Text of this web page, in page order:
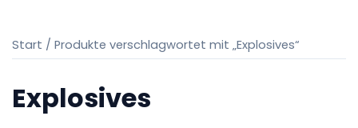
Start / Produkte verschlagwortet mit „Explosives“
Explosives